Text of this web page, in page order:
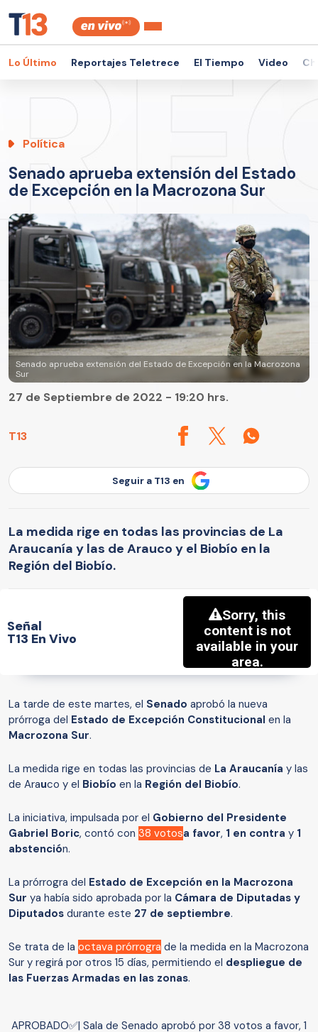
Lo Último Reportajes Teletrece El Tiempo Video
Política
Senado aprueba extensión del Estado
de Excepción en la Macrozona Sur
Senado aprueba extensión del Estado de Excepción en la Macrozona
Sur
T13
27 de Septiembre de 2022 - 19:20 hrs.
Seguir a T13 en
La medida rige en todas las provincias de La
Araucanía y las de Arauco y el Biobío en la
Región del Biobío.
Señal
T13 En Vivo
La tarde de este martes, el Senado aprobó la nueva
prórroga del Estado de Excepción Constitucional en la
Macrozona Sur.
La medida rige en todas las provincias de La Araucanía y las
de Arauco y el Biobío en la Región del Biobío.
La iniciativa, impulsada por el Gobierno del Presidente
Gabriel Boric, contó con 38 votosa favor, 1 en contra y 1
abstención.
La prórrogra del Estado de Excepción en la Macrozona
Sur ya había sido aprobada por la Cámara de Diputadas y
Diputados durante este 27 de septiembre.
Se trata de la octava prórrogra de la medida en la Macrozona
Sur y regirá por otros 15 días, permitiendo el despliegue de
las Fuerzas Armadas en las zonas.
APROBADO✅| Sala de Senado aprobó por 38 votos a favor, 1